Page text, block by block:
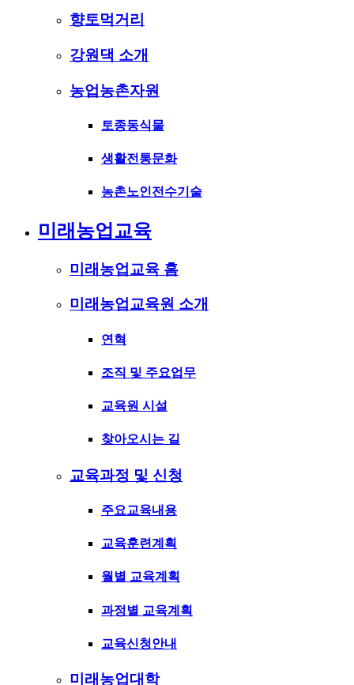
향토먹거리
강원댁 소개
농업농촌자원
토종동식물
생활전통문화
농촌노인전수기술
미래농업교육
미래농업교육 홈
미래농업교육원 소개
연혁
조직 및 주요업무
교육원 시설
찾아오시는 길
교육과정 및 신청
주요교육내용
교육훈련계획
월별 교육계획
과정별 교육계획
교육신청안내
미래농업대학